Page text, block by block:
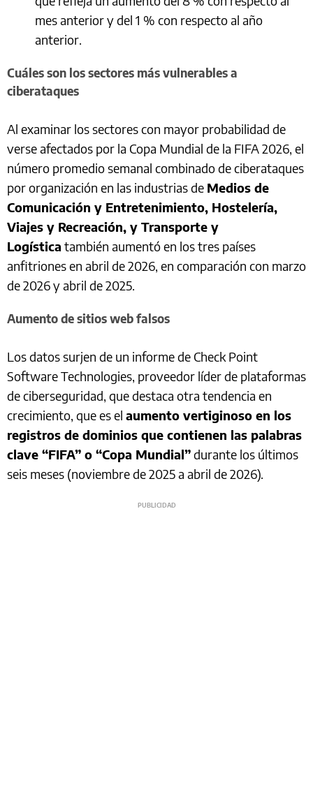
mes anterior y del 1 % con respecto al año
anterior.
Cuáles son los sectores más vulnerables a
ciberataques
Al examinar los sectores con mayor probabilidad de
verse afectados por la Copa Mundial de la FIFA 2026, el
número promedio semanal combinado de ciberataques
por organización en las industrias de Medios de
Comunicación y Entretenimiento, Hostelería,
Viajes y Recreación, y Transporte y
Logística también aumentó en los tres países
anfitriones en abril de 2026, en comparación con marzo
de 2026 y abril de 2025.
Aumento de sitios web falsos
Los datos surjen de un informe de Check Point
Software Technologies, proveedor líder de plataformas
de ciberseguridad, que destaca otra tendencia en
crecimiento, que es el aumento vertiginoso en los
registros de dominios que contienen las palabras
clave “FIFA” o “Copa Mundial”durante los últimos
seis meses (noviembre de 2025 a abril de 2026).